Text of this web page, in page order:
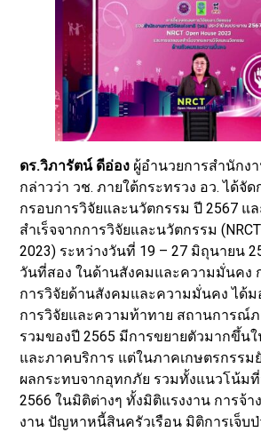
ดร.วิภารัตน์ ดีอ่อง ผู้อำนวยการสำนักง
กล่าวว่า วช. ภายใต้กระทรวง อว. ได้จั
กรอบการวิจัยและนวัตกรรม ปี 2567 แ
สำเร็จจากการวิจัยและนวัตกรรม
2023) ระหว่างวันที่ 19 – 27 มิถุนายน
วันที่สอง ในด้านสังคมและความมั่นคง
การวิจัยด้านสังคมและความมั่นคง ได้ม
การวิจัยและความท้าทาย สถานการณ์
รวมของปี 2565 มีการขยายตัวมากขึ้น
และภาคบริการ แต่ในภาคเกษตรกรรม
ผลกระทบจากอุทกภัย รวมทั้งแนวโน้ม
2566 ในมิติต่างๆ ทั้งมิติแรงงาน การจ้า
งาน ปัญหาหนี้สินครัวเรือน มิติการเจ็บป่